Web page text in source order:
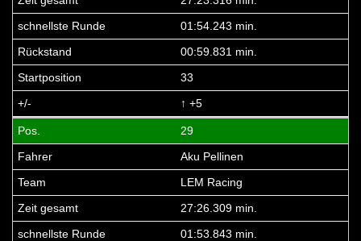
01:54.243 min.
00:59.831 min.
33
↑ +5
29
Aku Pellinen
LEM Racing
27:26.309 min.
01:53.843 min.